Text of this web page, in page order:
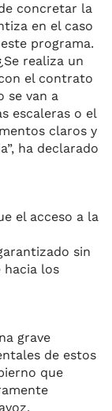
concretar la
en el caso
programa.
realiza un
el contrato
se van a
escaleras o el
claros y
ha declarado
el acceso a la
sin
hacia los
grave
de estos
que